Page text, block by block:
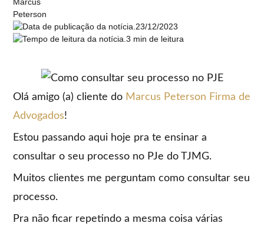
23/12/2023
3 min de leitura
Olá amigo (a) cliente do Marcus Peterson Firma de
Advogados!
Estou passando aqui hoje pra te ensinar a
consultar o seu processo no PJe do TJMG.
Muitos clientes me perguntam como consultar seu
processo.
Pra não ficar repetindo a mesma coisa várias